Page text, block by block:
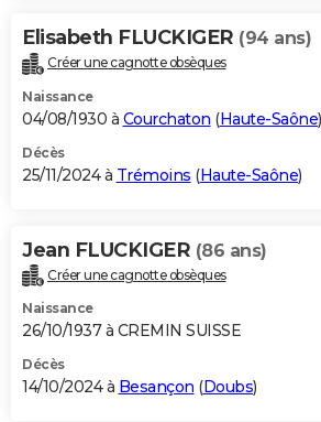
Elisabeth FLUCKIGER (94 ans)
Créer une cagnotte obsèques
Naissance
04/08/1930 à Courchaton (Haute-Saône)
Décès
25/11/2024 à Trémoins (Haute-Saône)
Jean FLUCKIGER (86 ans)
Créer une cagnotte obsèques
Naissance
26/10/1937 à CREMIN SUISSE
Décès
14/10/2024 à Besançon (Doubs)